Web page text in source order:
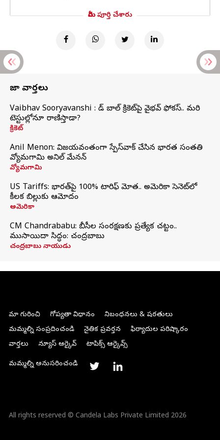
మీరు పూర్తి చేశారు
తాజా వార్తలు
Vaibhav Sooryavanshi : రెడ్ బాల్ క్రికెట్‌పై వైభవ్ ఫోకస్.. మరి
టెస్టుల్లోనూ రాణిస్తాడా?
క్రికెట్
Anil Menon: విజయవంతంగా స్పేస్‌వాక్‌ చేసిన భారత సంతతి
వ్యోమగామి అనిల్‌ మేనన్
వ్యోమగామి
US Tariffs: భారత్‌పై 100% టారిఫ్‌ మోత.. అమెరికా సెనెట్‌లో
కీలక బిల్లుకు ఆమోదం
అమెరికా
CM Chandrababu: బీసీల సంరక్షణకు ప్రత్యేక చట్టం..
ముసాయిదా సిద్ధం: చంద్రబాబు
చంద్రబాబు నాయుడు
మా గురించి గోప్యతా విధానం
నిబంధనలు & షరతులు
మమ్మల్ని సంప్రదించండి
నైతిక ప్రవర్తన
ఫిర్యాదుల పరిష్కారం
వార్తలు
న్యూస్ ఆర్కైవ్ టాపిక్స్ ఆర్కైవ్స్
మమ్మల్ని అనుసరించండి
All rights reserved © Candela Labs Private Limited 2026